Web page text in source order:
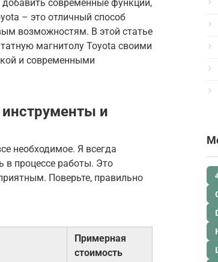
добавить современные функции,
– это отличный способ
возможностям. В этой статье
магнитолу Toyota своими
и современными
и
необходимое. Я всегда
в процессе работы. Это
Поверьте, правильно
Примерная
стоимость